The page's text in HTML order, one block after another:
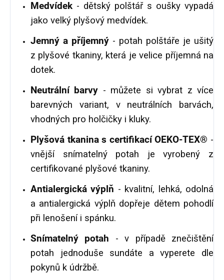
Medvídek - dětský polštář s oušky vypadá
jako velký plyšový medvídek.
Jemný a příjemný - potah polštáře je ušitý
z plyšové tkaniny, která je velice příjemná na
dotek.
Neutrální barvy - můžete si vybrat z více
barevných variant, v neutrálních barvách,
vhodných pro holčičky i kluky.
Plyšová tkanina s certifikací OEKO-TEX® -
vnější snímatelný potah je vyrobený z
certifikované plyšové tkaniny.
Antialergická výplň - kvalitní, lehká, odolná
a antialergická výplň dopřeje dětem pohodlí
při lenošení i spánku.
Snímatelný potah - v případě znečištění
potah jednoduše sundáte a vyperete dle
pokynů k údržbě.